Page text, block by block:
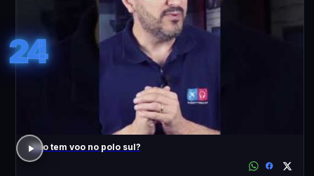
24
Não tem voo no polo sul?